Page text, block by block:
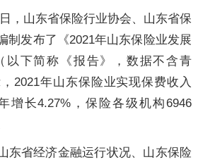
，山东省保险行业协会、山东省保
制发布了《2021年山东保险业发展
以下简称《报告》，数据不含青
2021年山东保险业实现保费收入
增长4.27%，保险各级机构6946
东省经济金融运行状况、山东保险